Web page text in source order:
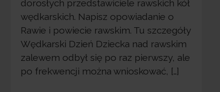
dorosłych przedstawiciele rawskich kół
wędkarskich. Napisz opowiadanie o
Rawie i powiecie rawskim. Tu szczegóły
Wędkarski Dzień Dziecka nad rawskim
zalewem odbył się po raz pierwszy, ale
po frekwencji można wnioskować, […]